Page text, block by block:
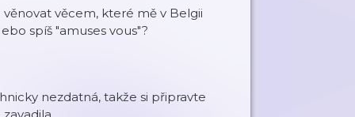
věcem, které mě v Belgii
spíš "amuses vous"?
nezdatná, takže si připravte